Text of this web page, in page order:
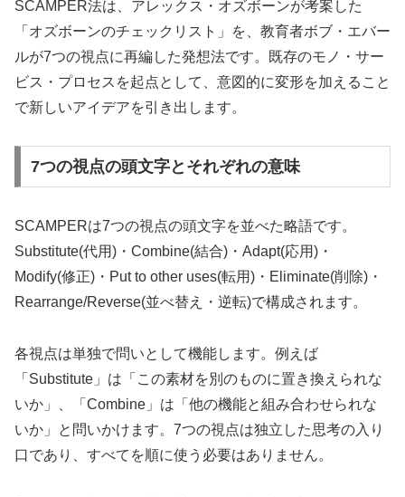
SCAMPER法は、アレックス・オズボーンが考案した
「オズボーンのチェックリスト」を、教育者ボブ・エバー
ルが7つの視点に再編した発想法です。既存のモノ・サー
ビス・プロセスを起点として、意図的に変形を加えること
で新しいアイデアを引き出します。
7つの視点の頭文字とそれぞれの意味
SCAMPERは7つの視点の頭文字を並べた略語です。
Substitute(代用)・Combine(結合)・Adapt(応用)・
Modify(修正)・Put to other uses(転用)・Eliminate(削除)・
Rearrange/Reverse(並べ替え・逆転)で構成されます。
各視点は単独で問いとして機能します。例えば
「Substitute」は「この素材を別のものに置き換えられな
いか」、「Combine」は「他の機能と組み合わせられな
いか」と問いかけます。7つの視点は独立した思考の入り
口であり、すべてを順に使う必要はありません。